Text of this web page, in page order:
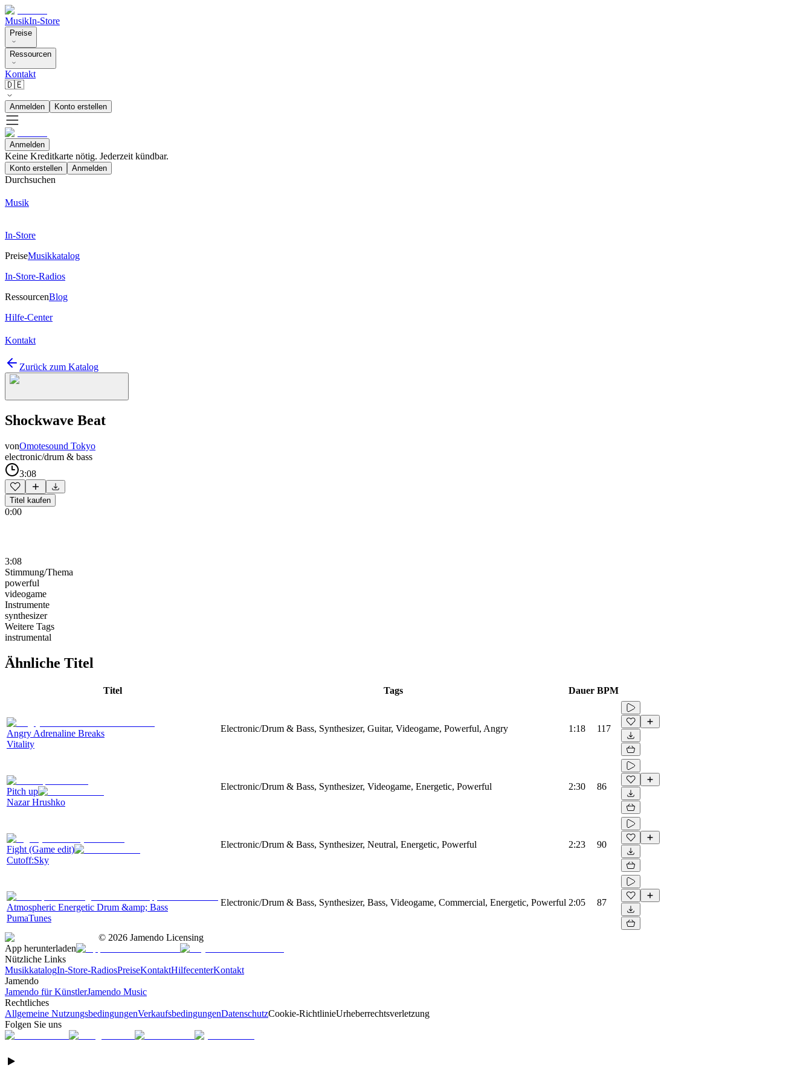
MusikIn-Store
Preise
Ressourcen
Kontakt
🇩🇪
Anmelden Konto erstellen
Anmelden
Keine Kreditkarte nötig. Jederzeit kündbar.
Konto erstellen Anmelden
Durchsuchen
Musik
In-Store
PreiseMusikkatalog
In-Store-Radios
RessourcenBlog
Hilfe-Center
Kontakt
Zurück zum Katalog
Shockwave Beat
vonOmotesound Tokyo
electronic/drum & bass
3:08
Titel kaufen
0:00
3:08
Stimmung/Thema
powerful
videogame
Instrumente
synthesizer
Weitere Tags
instrumental
Ähnliche Titel
Titel Tags Dauer BPM
Angry Adrenaline Breaks
Vitality
Electronic/Drum & Bass, Synthesizer, Guitar, Videogame, Powerful, Angry 1:18 117
Pitch up
Nazar Hrushko
Electronic/Drum & Bass, Synthesizer, Videogame, Energetic, Powerful 2:30 86
Fight (Game edit)
Cutoff:Sky
Electronic/Drum & Bass, Synthesizer, Neutral, Energetic, Powerful 2:23 90
Atmospheric Energetic Drum &amp; Bass
PumaTunes
Electronic/Drum & Bass, Synthesizer, Bass, Videogame, Commercial, Energetic, Powerful 2:05 87
© 2026 Jamendo Licensing
App herunterladen
Nützliche Links
MusikkatalogIn-Store-RadiosPreiseKontaktHilfecenterKontakt
Jamendo
Jamendo für KünstlerJamendo Music
Rechtliches
Allgemeine NutzungsbedingungenVerkaufsbedingungenDatenschutzCookie-RichtlinieUrheberrechtsverletzung
Folgen Sie uns